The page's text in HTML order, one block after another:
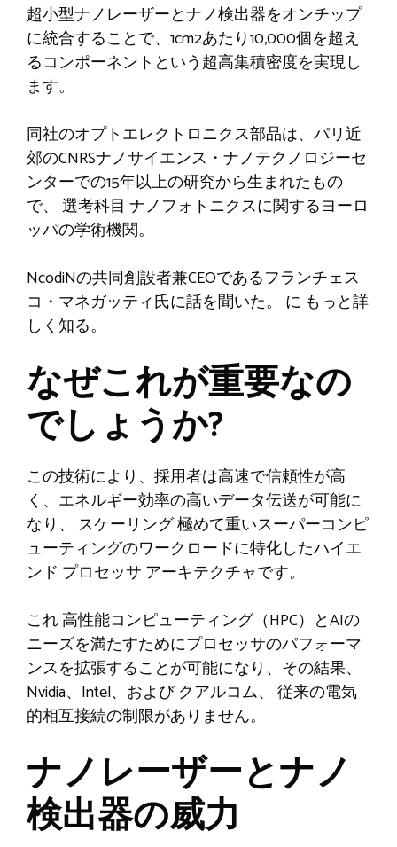
超小型ナノレーザーとナノ検出器をオンチップ
に統合することで、1cm2あたり10,000個を超え
るコンポーネントという超高集積密度を実現し
ます。
同社のオプトエレクトロニクス部品は、パリ近
郊のCNRSナノサイエンス・ナノテクノロジーセ
ンターでの15年以上の研究から生まれたもの
で、 選考科目 ナノフォトニクスに関するヨーロ
ッパの学術機関。
NcodiNの共同創設者兼CEOであるフランチェス
コ・マネガッティ氏に話を聞いた。 に もっと詳
しく知る。
なぜこれが重要なの
でしょうか?
この技術により、採用者は高速で信頼性が高
く、エネルギー効率の高いデータ伝送が可能に
なり、 スケーリング極めて重いスーパーコンピ
ューティングのワークロードに特化したハイエ
ンド プロセッサ アーキテクチャです。
これ高性能コンピューティング（HPC）とAIの
ニーズを満たすためにプロセッサのパフォーマ
ンスを拡張することが可能になり、その結果、
Nvidia、Intel、およびクアルコム、 従来の電気
的相互接続の制限がありません。
ナノレーザーとナノ
検出器の威力